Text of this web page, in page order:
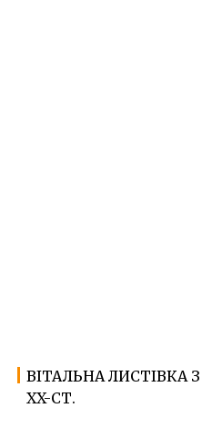
ВІТАЛЬНА
XX-СТ.